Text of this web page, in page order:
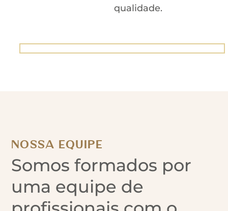
qualidade.
NOSSA EQUIPE
Somos formados por
uma equipe de